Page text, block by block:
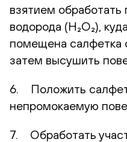
взятием
водорода (H₂O₂),
помещена салфетка
затем высушить
6. Положить
непромокаемую
7. Обработать